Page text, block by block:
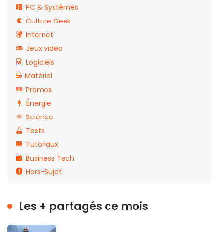
PC & Systèmes
Culture Geek
Internet
Jeux vidéo
Logiciels
Matériel
Promos
Énergie
Science
Tests
Tutoriaux
Business Tech
Hors-Sujet
Les + partagés ce mois